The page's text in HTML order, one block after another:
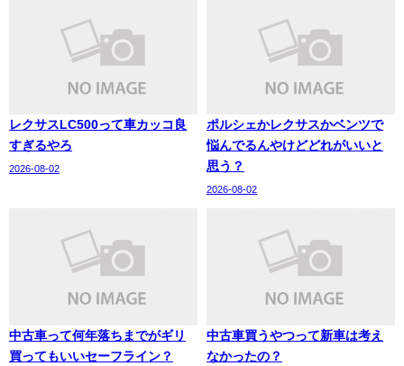
レクサスLC500って車カッコ良
すぎるやろ
2026-08-02
ポルシェかレクサスかベンツで
悩んでるんやけどどれがいいと
思う？
2026-08-02
中古車って何年落ちまでがギリ
買ってもいいセーフライン？
中古車買うやつって新車は考え
なかったの？